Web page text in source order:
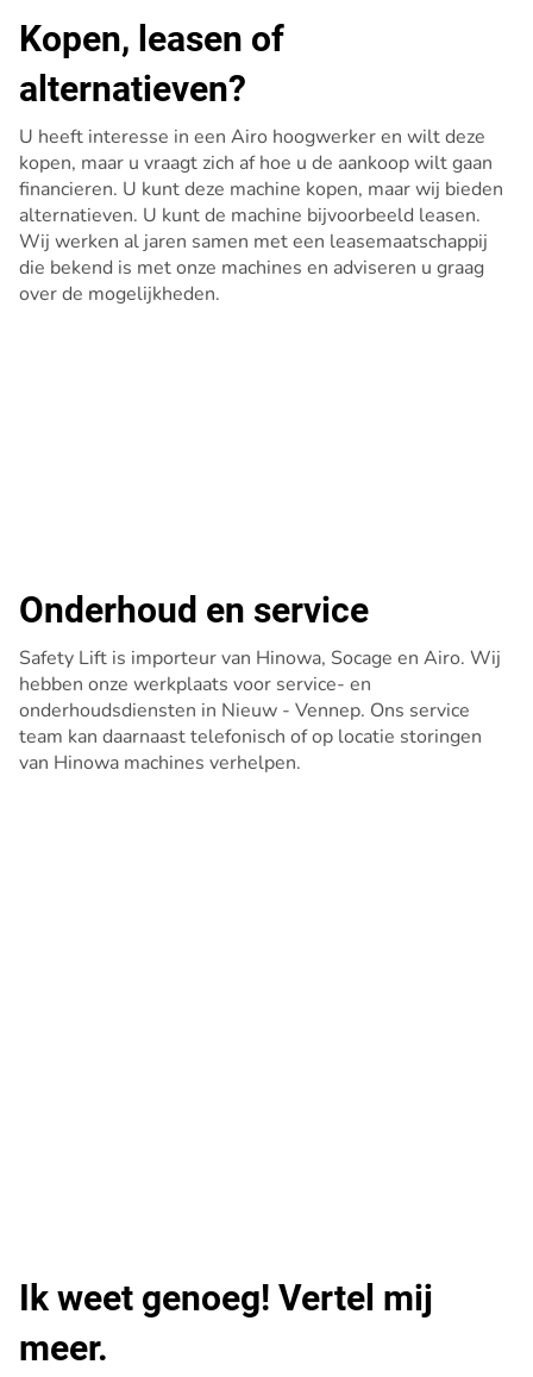
Onderhoud en service
Safety Lift is importeur van Hinowa, Socage en Airo. Wij
hebben onze werkplaats voor service- en
onderhoudsdiensten in Nieuw - Vennep. Ons service
team kan daarnaast telefonisch of op locatie storingen
van Hinowa machines verhelpen.
Kopen, leasen of
alternatieven?
U heeft interesse in een Airo hoogwerker en wilt deze
kopen, maar u vraagt zich af hoe u de aankoop wilt gaan
financieren. U kunt deze machine kopen, maar wij bieden
alternatieven. U kunt de machine bijvoorbeeld leasen.
Wij werken al jaren samen met een leasemaatschappij
die bekend is met onze machines en adviseren u graag
over de mogelijkheden.
Ik weet genoeg! Vertel mij
meer.